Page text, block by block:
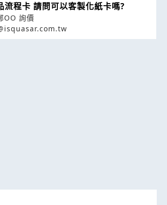
流程卡 請問可以客製化紙卡嗎?
OO 詢價